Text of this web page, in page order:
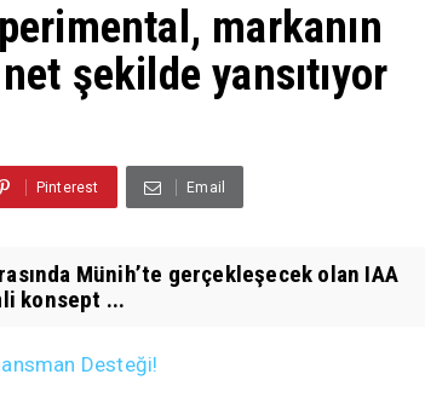
markanın
şekilde yansıtıyor
Pinterest Email
Münih’te gerçekleşecek olan IAA
konsept ...
Desteği!